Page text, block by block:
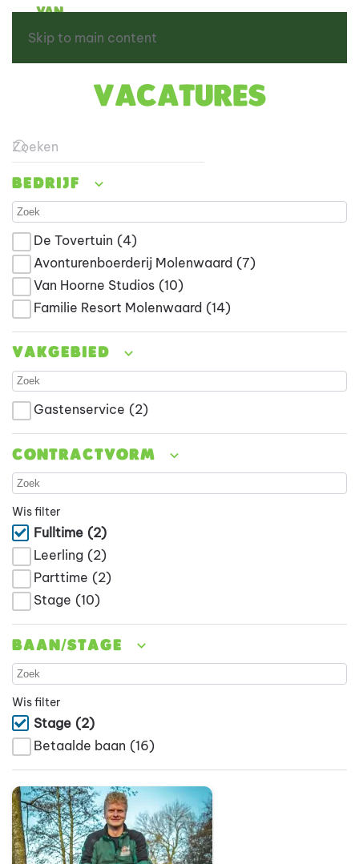
Skip to main content
Vacatures
Bedrijf
De Tovertuin (4)
Avonturenboerderij Molenwaard (7)
Van Hoorne Studios (10)
Familie Resort Molenwaard (14)
Vakgebied
Gastenservice (2)
Contractvorm
Wis filter
Fulltime (2)
Leerling (2)
Parttime (2)
Stage (10)
Baan/stage
Wis filter
Stage (2)
Betaalde baan (16)